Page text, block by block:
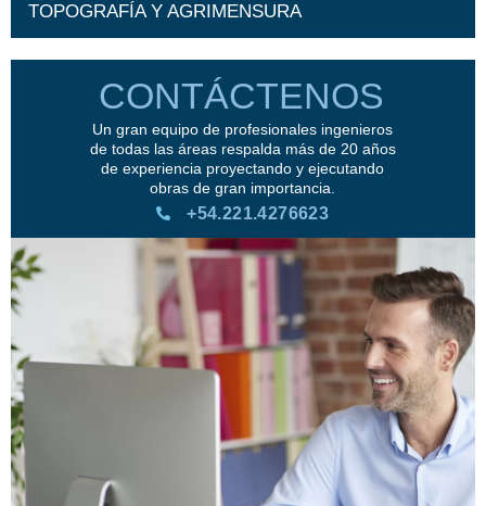
TOPOGRAFÍA Y AGRIMENSURA
CONTÁCTENOS
Un gran equipo de profesionales ingenieros
de todas las áreas respalda más de 20 años
de experiencia proyectando y ejecutando
obras de gran importancia.
+54.221.4276623